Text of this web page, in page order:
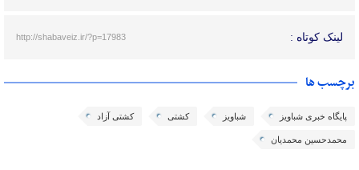
لینک کوتاه : http://shabaveiz.ir/?p=17983
برچسب ها
پایگاه خبری شباویز شباویز کشتی کشتی آزاد
محمدحسین محمدیان